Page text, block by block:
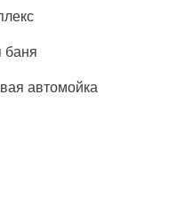
баня
автомойка